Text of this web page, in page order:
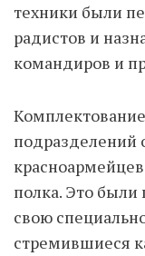
техники были
радистов и
командиров и
подразделений
полка. Это
свою
стремившиеся